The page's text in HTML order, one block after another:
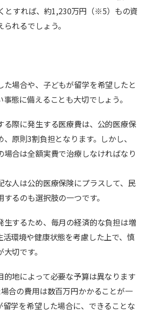
とすれば、約1,230万円（※5）もの資
れるでしょう。
た場合や、子どもが留学を希望したと
態に備えることも大切でしょう。
る際に発生する医療費は、公的医療保
原則3割負担となります。しかし、
場合は全額実費で治療しなければなり
な人は公的医療保険にプラスして、民
るのも選択肢の一つです。
生するため、毎月の経済的な負担は増
活環境や健康状態を考慮した上で、慎
切です。
的地によって必要な予算は異なります
合の費用は数百万円かかることが一
留学を希望した場合に、できることな